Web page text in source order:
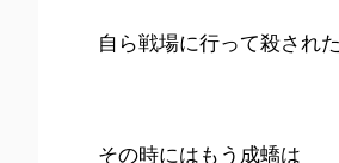
自ら戦場に行って殺された
その時にはもう成蟜は